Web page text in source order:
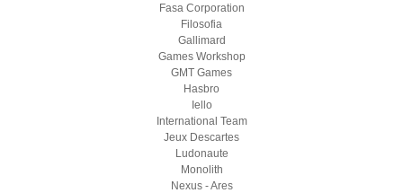
Fasa Corporation
Filosofia
Gallimard
Games Workshop
GMT Games
Hasbro
Iello
International Team
Jeux Descartes
Ludonaute
Monolith
Nexus - Ares